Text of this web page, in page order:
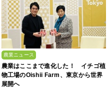
農業ニュース
農業はここまで進化した！ イチゴ植
物工場のOishii Farm、東京から世界
展開へ